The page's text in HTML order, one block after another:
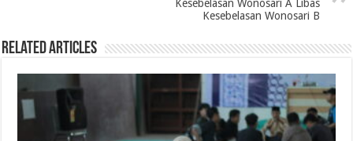
Kesebelasan Wonosari A Libas
Kesebelasan Wonosari B
Related Articles